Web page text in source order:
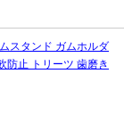
スタンド ガムホルダ
防止 トリーツ 歯磨き